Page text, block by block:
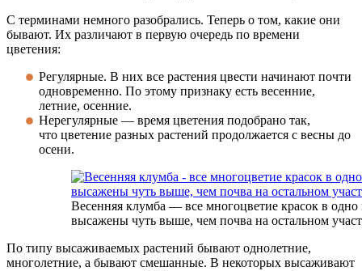
С терминами немного разобрались. Теперь о том, какие они
бывают. Их различают в первую очередь по времени
цветения:
Регулярные. В них все растения цвести начинают почти
одновременно. По этому признаку есть весенние,
летние, осенние.
Нерегулярные — время цветения подобрано так,
что цветение разных растений продолжается с весны до
осени.
Весенняя клумба — все многоцветие красок в
высажены чуть выше, чем почва на остальном
По типу высаживаемых растений бывают однолетние,
многолетние, а бывают смешанные. В некоторых высаживают